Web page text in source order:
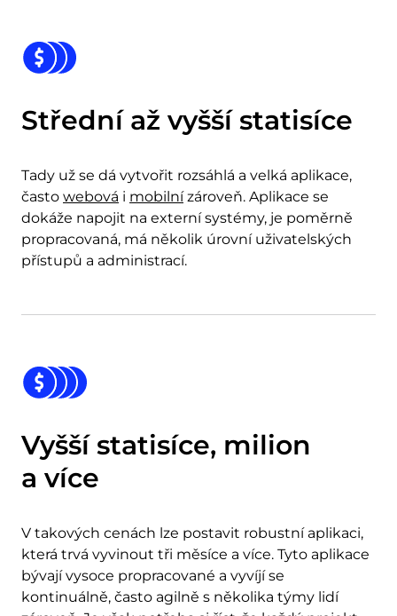
Střední až vyšší statisíce
Tady už se dá vytvořit rozsáhlá a velká aplikace,
často webová i mobilnízároveň. Aplikace se
dokáže napojit na externí systémy, je poměrně
propracovaná, má několik úrovní uživatelských
přístupů a administrací.
Vyšší statisíce, milion
a více
V takových cenách lze postavit robustní aplikaci,
která trvá vyvinout tři měsíce a více. Tyto aplikace
bývají vysoce propracované a vyvíjí se
kontinuálně, často agilně s několika týmy lidí